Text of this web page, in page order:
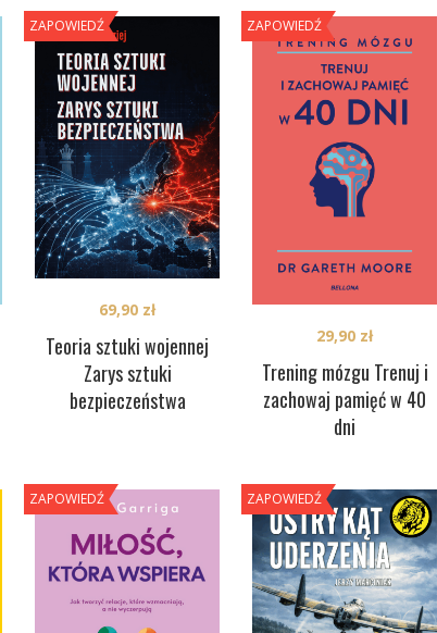
ZAPOWIEDŹ
Teoria sztuki wojennej
Zarys sztuki
bezpieczeństwa
69,90 zł
ZAPOWIEDŹ
Trening mózgu Trenuj i
zachowaj pamięć w 40
dni
29,90 zł
ZAPOWIEDŹ ZAPOWIEDŹ